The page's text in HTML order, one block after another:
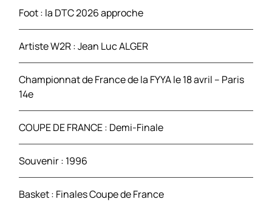
:Foot : la DTC 2026 approche
Artiste W2R : Jean Luc ALGER
Championnat de France de la FYYA le 18 avril – Paris
14e
COUPE DE FRANCE : Demi-Finale
Souvenir : 1996
Basket : Finales Coupe de France